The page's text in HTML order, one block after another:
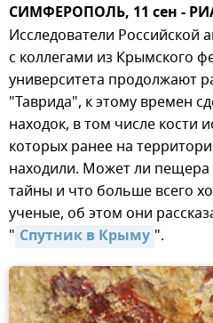
СИМФЕРОПОЛЬ, 11 сен -
Исследователи Российской
с коллегами из Крымского
университета продолжают
"Таврида", к этому времен
находок, в том числе кости
которых ранее на
находили. Может ли
тайны и что больше всего
ученые, об этом они
" Спутник в Крыму ".